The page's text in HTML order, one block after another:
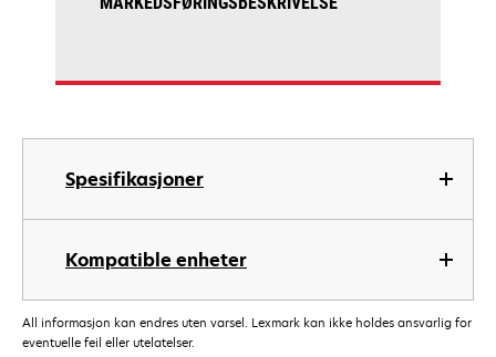
Spesifikasjoner
Kompatible enheter
All informasjon kan endres uten varsel. Lexmark kan ikke holdes ansvarlig for
eventuelle feil eller utelatelser.